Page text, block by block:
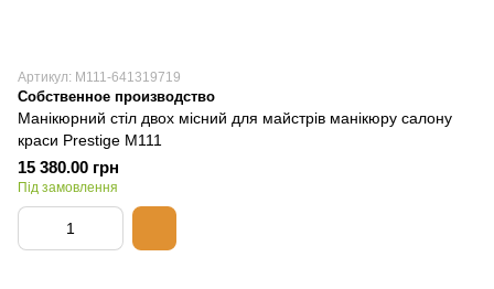
Артикул: М111-641319719
Собственное производство
Манікюрний стіл двох місний для майстрів манікюру салону
краси Prestige M111
15 380.00 грн
Під замовлення